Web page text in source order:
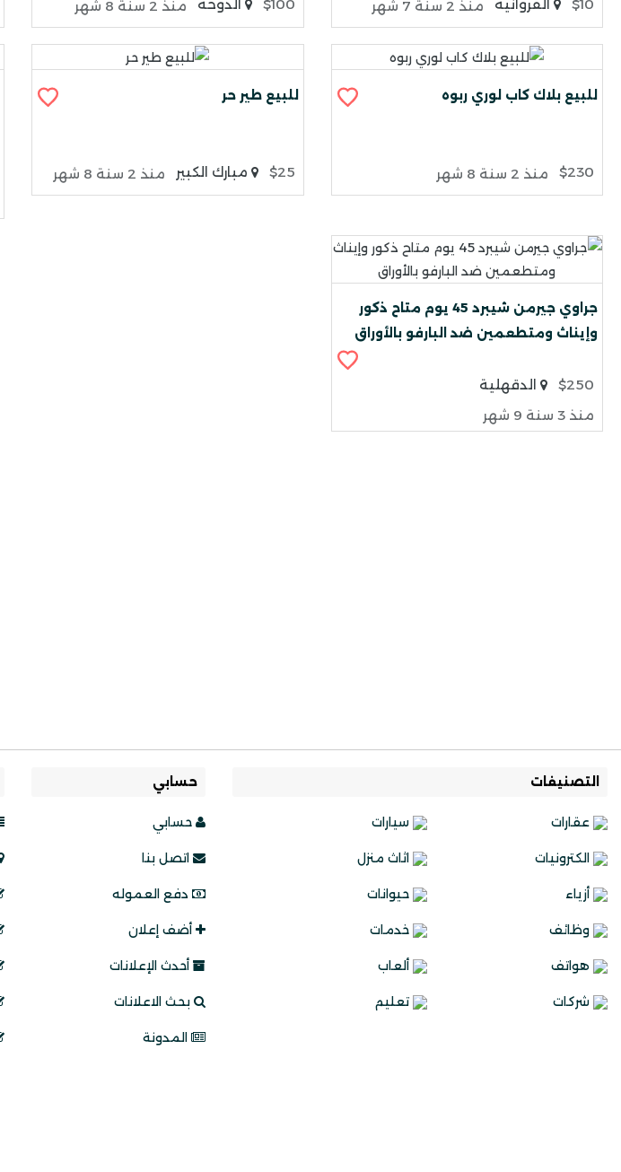
$10 الفروانية منذ 2 سنة 7 شهر $100 الدوحة منذ 2 سنة 8 شهر
للبيع بلاك كاب لوري ربوه
$230 منذ 2 سنة 8 شهر
للبيع طير حر
$25 مبارك الكبير منذ 2 سنة 8 شهر
جراوي جيرمن شيبرد 45 يوم متاح ذكور
وإيناث ومتطعمين ضد البارفو بالأوراق
$250
الدقهلية
منذ 3 سنة 9 شهر
التصنيفات
عقارات سيارات
الكترونيات اثاث منزل
أزياء حيوانات
وظائف خدمات
هواتف ألعاب
شركات تعليم
حسابي
حسابي
اتصل بنا
دفع العموله
أضف إعلان
أحدث الإعلانات
بحث الاعلانات
المدونة